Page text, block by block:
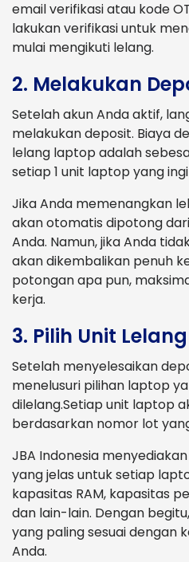
email verifikasi atau kode
lakukan verifikasi untuk
mulai mengikuti lelang.
2. Melakukan
Setelah akun Anda aktif,
melakukan deposit. Biaya
lelang laptop adalah
setiap 1 unit laptop yang
Jika Anda memenangkan
akan otomatis dipotong
Anda. Namun, jika Anda
akan dikembalikan penuh
potongan apa pun,
kerja.
3. Pilih Unit Lelang
Setelah menyelesaikan
menelusuri pilihan laptop
dilelang.Setiap unit laptop
berdasarkan nomor lot
JBA Indonesia
yang jelas untuk setiap
kapasitas RAM, kapasitas
dan lain-lain. Dengan
yang paling sesuai dengan
Anda.